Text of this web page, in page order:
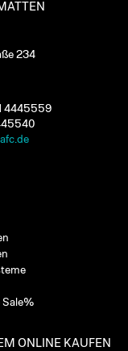
234
4445559
Sale%
ONLINE KAUFEN